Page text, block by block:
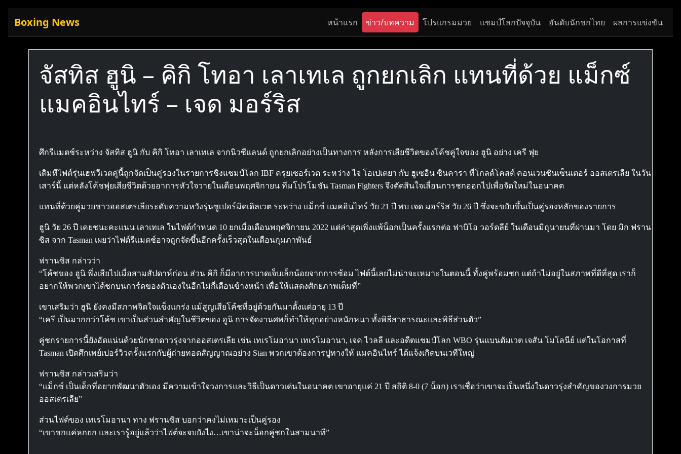
Boxing News หน้าแรก ข่าว/บทความ โปรแกรมมวย แชมป์โลกปัจจุบัน อันดับนักชกไทย ผลการแข่งขัน
จัสทิส ฮูนิ – คิกิ โทอา เลาเทเล ถูกยกเลิก แทนที่ด้วย แม็กซ์
แมคอินไทร์ – เจด มอร์ริส
ศึกรีแมตช์ระหว่าง จัสทิส ฮูนิ กับ คิกิ โทอา เลาเทเล จากนิวซีแลนด์ ถูกยกเลิกอย่างเป็นทางการ หลังการเสียชีวิตของโค้ชคู่ใจของ ฮูนิ อย่าง เครี ฟุย
เดิมทีไฟต์รุ่นเฮฟวีเวตคู่นี้ถูกจัดเป็นคู่รองในรายการชิงแชมป์โลก IBF ครุยเซอร์เวต ระหว่าง ไจ โอเปเตยา กับ ฮูเซอิน ซินคารา ที่โกลด์โคสต์ คอนเวนชันเซ็นเตอร์ ออสเตรเลีย ในวัน
เสาร์นี้ แต่หลังโค้ชฟุยเสียชีวิตด้วยอาการหัวใจวายในเดือนพฤศจิกายน ทีมโปรโมชัน Tasman Fighters จึงตัดสินใจเลื่อนการชกออกไปเพื่อจัดใหม่ในอนาคต
แทนที่ด้วยคู่มวยชาวออสเตรเลียระดับความหวังรุ่นซูเปอร์มิดเดิลเวต ระหว่าง แม็กซ์ แมคอินไทร์ วัย 21 ปี พบ เจด มอร์ริส วัย 26 ปี ซึ่งจะขยับขึ้นเป็นคู่รองหลักของรายการ
ฮูนิ วัย 26 ปี เคยชนะคะแนน เลาเทเล ในไฟต์กำหนด 10 ยกเมื่อเดือนพฤศจิกายน 2022 แต่ล่าสุดเพิ่งแพ้น็อกเป็นครั้งแรกต่อ ฟาบิโอ วอร์ดลีย์ ในเดือนมิถุนายนที่ผ่านมา โดย มิก ฟราน
ซิส จาก Tasman เผยว่าไฟต์รีแมตช์อาจถูกจัดขึ้นอีกครั้งเร็วสุดในเดือนกุมภาพันธ์
ฟรานซิส กล่าวว่า
“โค้ชของ ฮูนิ พึ่งเสียไปเมื่อสามสัปดาห์ก่อน ส่วน คิกิ ก็มีอาการบาดเจ็บเล็กน้อยจากการซ้อม ไฟต์นี้เลยไม่น่าจะเหมาะในตอนนี้ ทั้งคู่พร้อมชก แต่ถ้าไม่อยู่ในสภาพที่ดีที่สุด เราก็
อยากให้พวกเขาได้ชกบนการ์ดของตัวเองในอีกไม่กี่เดือนข้างหน้า เพื่อให้แสดงศักยภาพเต็มที่”
เขาเสริมว่า ฮูนิ ยังคงมีสภาพจิตใจแข็งแกร่ง แม้สูญเสียโค้ชที่อยู่ด้วยกันมาตั้งแต่อายุ 13 ปี
“เครี เป็นมากกว่าโค้ช เขาเป็นส่วนสำคัญในชีวิตของ ฮูนิ การจัดงานศพก็ทำให้ทุกอย่างหนักหนา ทั้งพิธีสาธารณะและพิธีส่วนตัว”
คู่ชกรายการนี้ยังอัดแน่นด้วยนักชกดาวรุ่งจากออสเตรเลีย เช่น เทเรโมอานา เทเรโมอานา, เจค ไวลลี และอดีตแชมป์โลก WBO รุ่นแบนตัมเวต เจสัน โมโลนีย์ แต่ในโอกาสที่
Tasman เปิดศึกเพย์เปอร์วิวครั้งแรกกับผู้ถ่ายทอดสัญญาณอย่าง Stan พวกเขาต้องการปูทางให้ แมคอินไทร์ ได้แจ้งเกิดบนเวทีใหญ่
ฟรานซิส กล่าวเสริมว่า
“แม็กซ์ เป็นเด็กที่อยากพัฒนาตัวเอง มีความเข้าใจวงการและวิธีเป็นดาวเด่นในอนาคต เขาอายุแค่ 21 ปี สถิติ 8-0 (7 น็อก) เราเชื่อว่าเขาจะเป็นหนึ่งในดาวรุ่งสำคัญของวงการมวย
ออสเตรเลีย”
ส่วนไฟต์ของ เทเรโมอานา ทาง ฟรานซิส บอกว่าคงไม่เหมาะเป็นคู่รอง
“เขาชกแค่หกยก และเรารู้อยู่แล้วว่าไฟต์จะจบยังไง…เขาน่าจะน็อกคู่ชกในสามนาที”